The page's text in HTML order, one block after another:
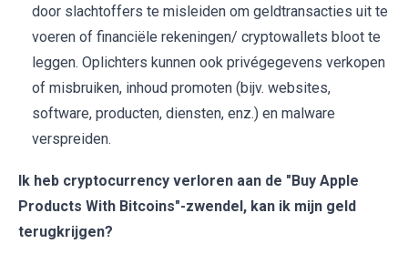
door slachtoffers te misleiden om geldtransacties uit te
voeren of financiële rekeningen/ cryptowallets bloot te
leggen. Oplichters kunnen ook privégegevens verkopen
of misbruiken, inhoud promoten (bijv. websites,
software, producten, diensten, enz.) en malware
verspreiden.
Ik heb cryptocurrency verloren aan de "Buy Apple
Products With Bitcoins"-zwendel, kan ik mijn geld
terugkrijgen?